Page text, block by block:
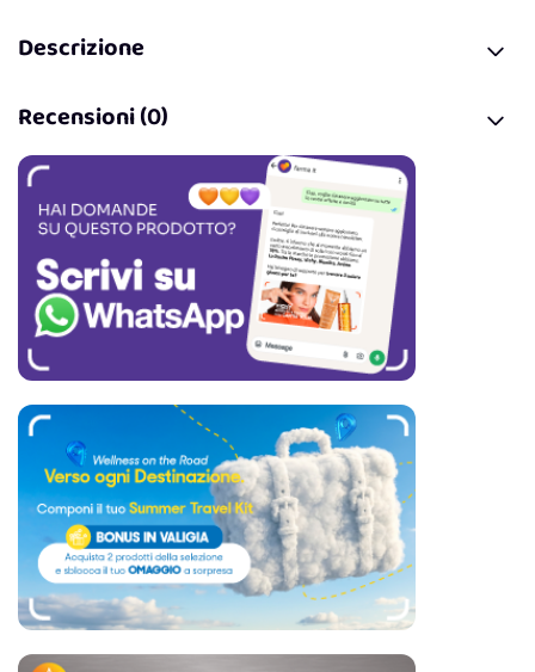
Descrizione
Recensioni (0)